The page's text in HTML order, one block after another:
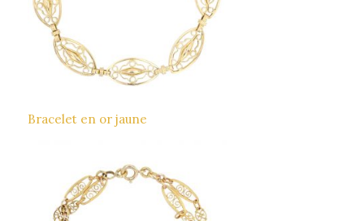
Bracelet en or jaune